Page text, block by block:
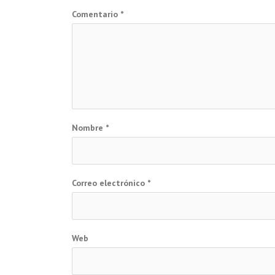
Comentario *
Nombre *
Correo electrónico *
Web